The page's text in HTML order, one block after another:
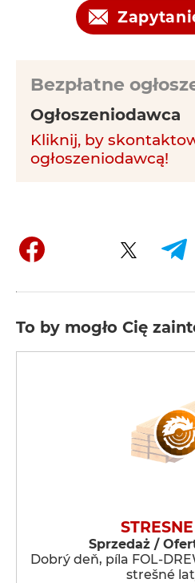
Bezpłatne
Ogłoszeniodawca
Kliknij, by
ogłoszeniodawcą!
To by mogło Cię
Sprzedaż /
Dobrý deň, píla FOL-
strešné